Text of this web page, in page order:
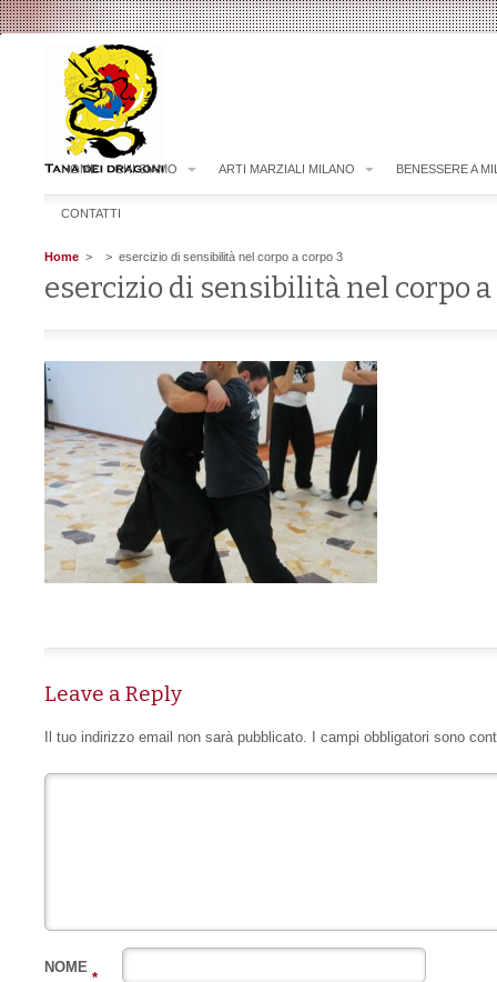
HOME CHI SIAMO ARTI MARZIALI MILANO BENESSERE A
CONTATTI
Home > > esercizio di sensibilità nel corpo a corpo 3
esercizio di sensibilità nel corpo a
Leave a Reply
Il tuo indirizzo email non sarà pubblicato. I campi obbligatori sono
NOME
*